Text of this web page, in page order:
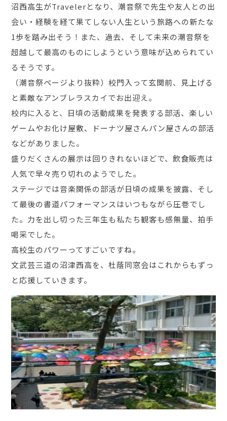
沼西高生がTravelerとなり、潮音祭で先生や友人との出
会い・経験を経て果てしない人生という旅路への新たな
1歩を踏み出そう！また、過去、そして未来の潮音祭を
超越して最高のものにしようという意味が込められてい
るそうです。
（潮音祭ページより抜粋）校門入って玄関前、見上げる
と素敵なアンブレラスカイでお出迎え。
校内に入ると、日頃の活動成果を発表する部活、楽しい
ゲームやお化け屋敷、ドーナツ屋さんパン屋さんの部活
などがありました。
盛りだくさんの展示は回りきれないほどで、飲食販売は
人気で早々売り切れのようでした。
ステージでは音楽関係の部活が日頃の成果を披露、そし
て最後の書道パフォーマンスはいつもながら圧巻でし
た。力を出し切った三年生も私たち観客も感無量、拍手
喝采でした。
高校生のパワーってすごいですね。
文武芸三道の沼津西高を、杜蔭同窓会はこれからもずっ
と応援していきます。